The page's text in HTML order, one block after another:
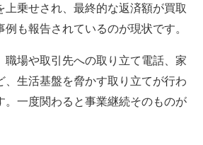
上乗せされ、最終的な返済額が買取
も報告されているのが現状です。
職場や取引先への取り立て電話、家
、生活基盤を脅かす取り立てが行わ
。一度関わると事業継続そのものが